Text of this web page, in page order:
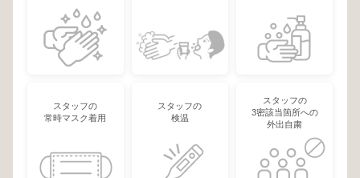
スタッフの
常時マスク着用
スタッフの
検温
スタッフの
3密該当箇所への
外出自粛